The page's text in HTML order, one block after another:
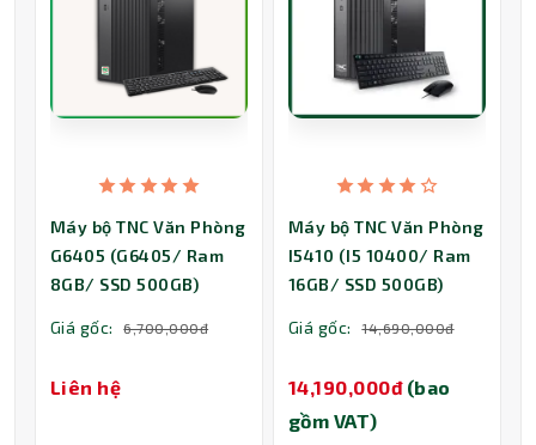
Máy bộ TNC Văn Phòng
G6405 (G6405/ Ram
8GB/ SSD 500GB)
Giá gốc: 6,700,000đ
Liên hệ
Máy bộ TNC Văn Phòng
I5410 (I5 10400/ Ram
16GB/ SSD 500GB)
Giá gốc: 14,690,000đ
14,190,000đ (bao
gồm VAT)